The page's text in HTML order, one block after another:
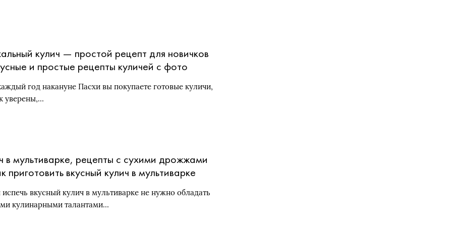
кулич — простой рецепт для новичков
и простые рецепты куличей с фото
без дрожжей
год накануне Пасхи вы покупаете готовые куличи,
уверены,…
в мультиварке, рецепты с сухими дрожжами
приготовить вкусный кулич в мультиварке
(Редмонд), Polaris (Поларис), Panasonic
вкусный кулич в мультиварке не нужно обладать
кулинарными талантами…